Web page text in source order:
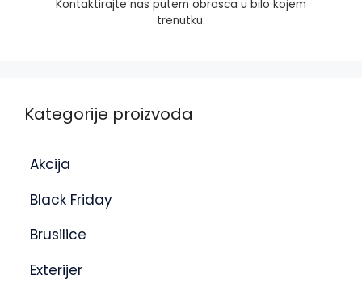
Kontaktirajte nas putem obrasca u bilo kojem
trenutku.
Kategorije proizvoda
Akcija
Black Friday
Brusilice
Exterijer